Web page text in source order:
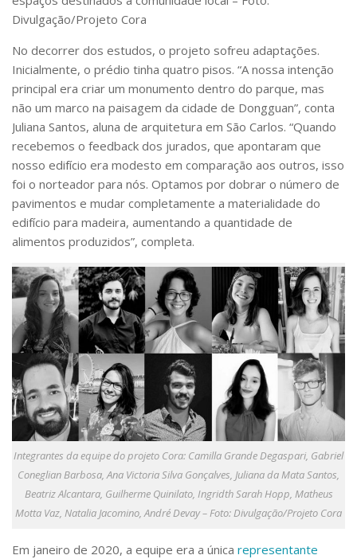
Divulgação/Projeto Cora
No decorrer dos estudos, o projeto sofreu adaptações.
Inicialmente, o prédio tinha quatro pisos. “A nossa intenção
principal era criar um monumento dentro do parque, mas
não um marco na paisagem da cidade de Dongguan”, conta
Juliana Santos, aluna de arquitetura em São Carlos. “Quando
recebemos o feedback dos jurados, que apontaram que
nosso edifício era modesto em comparação aos outros, isso
foi o norteador para nós. Optamos por dobrar o número de
pavimentos e mudar completamente a materialidade do
edifício para madeira, aumentando a quantidade de
alimentos produzidos”, completa.
Integrantes da equipe do projeto Cora: Camilla Grande Degaspari, Gabriel
Coneglian Barbosa, Ana Victoria Silva Gonçalves, Juliana da Mata Santos,
Beatriz Alcantara, Guilherme Quinilato, Ingridth Sarah Hopp, Matheus
Motta Vaz, Natalia Jacomino, André Devay – Foto: Divulgação/Projeto Cora
Em janeiro de 2020, a equipe era a única representante